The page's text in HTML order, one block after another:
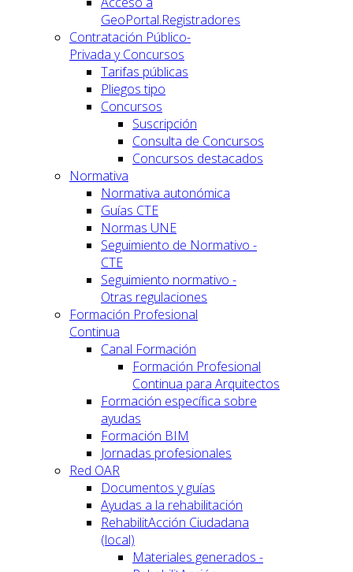
GeoPortal.Registradores
Contratación Público-
Privada y Concursos
Tarifas públicas
Pliegos tipo
Concursos
Suscripción
Consulta de Concursos
Concursos destacados
Normativa
Normativa autonómica
Guías CTE
Normas UNE
Seguimiento de Normativo -
CTE
Seguimiento normativo -
Otras regulaciones
Formación Profesional
Continua
Canal Formación
Formación Profesional
Continua para Arquitectos
Formación específica sobre
ayudas
Formación BIM
Jornadas profesionales
Red OAR
Documentos y guías
Ayudas a la rehabilitación
RehabilitAcción Ciudadana
(local)
Materiales generados -